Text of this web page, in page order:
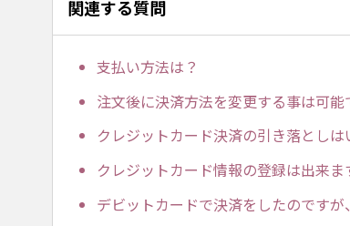
関連する質問
支払い方法は？
注文後に決済方法を変更する事は可能
クレジットカード決済の引き落としは
クレジットカード情報の登録は出来ま
デビットカードで決済をしたのです